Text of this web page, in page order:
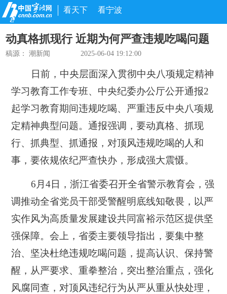
看天下 看宁波
动真格抓现行 近期为何严查违规吃喝问题
稿源：潮新闻 2025-06-04 19:12:00
日前，中央层面深入贯彻中央八项规定精神
学习教育工作专班、中央纪委办公厅公开通报2
起学习教育期间违规吃喝、严重违反中央八项规
定精神典型问题。通报强调，要动真格、抓现
行、抓典型、抓通报，对顶风违规吃喝的人和
事，要依规依纪严查快办，形成强大震慑。
6月4日，浙江省委召开全省警示教育会，强
调推动全省党员干部受警醒明底线知敬畏，以严
实作风为高质量发展建设共同富裕示范区提供坚
强保障。会上，省委主要领导指出，要集中整
治、坚决杜绝违规吃喝问题，提高认识、保持警
醒，从严要求、重拳整治，突出整治重点，强化
风腐同查，对顶风违纪行为从严从重从快处理，